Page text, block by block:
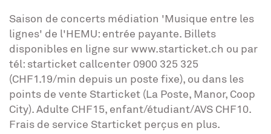
Saison de concerts médiation 'Musique entre les
lignes' de l'HEMU: entrée payante. Billets
disponibles en ligne sur www.starticket.ch ou par
tél: starticket callcenter 0900 325 325
(CHF1.19/min depuis un poste fixe), ou dans les
points de vente Starticket (La Poste, Manor, Coop
City). Adulte CHF15, enfant/étudiant/AVS CHF10.
Frais de service Starticket perçus en plus.